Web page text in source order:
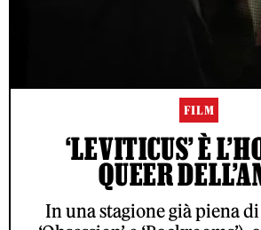
FILM
‘LEVITICUS’ È
QUEER
In una stagione già piena